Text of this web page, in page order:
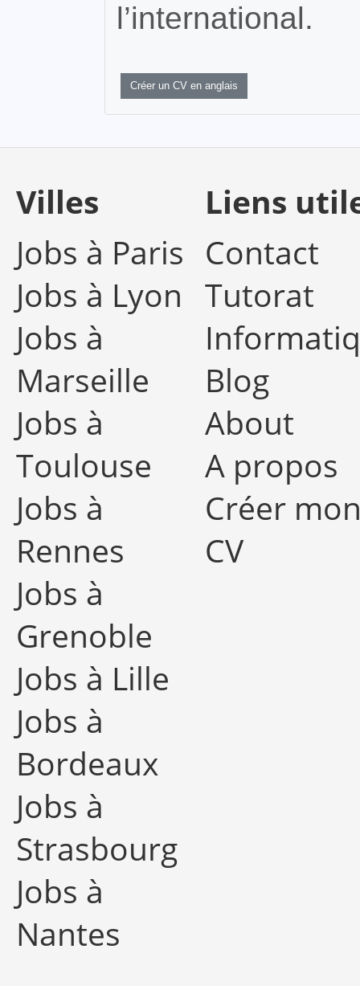
l’international.
Créer un CV en anglais
Villes
Jobs à Paris
Jobs à Lyon
Jobs à
Marseille
Jobs à
Toulouse
Jobs à
Rennes
Jobs à
Grenoble
Jobs à Lille
Jobs à
Bordeaux
Jobs à
Strasbourg
Jobs à
Nantes
Liens
Contact
Tutorat
Blog
About
A propos
Créer
CV